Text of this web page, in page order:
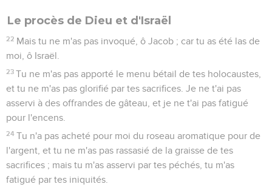
Le procès de Dieu et d'Israël
22 Mais tu ne m'as pas invoqué, ô Jacob ; car tu as été las de
moi, ô Israël.
23 Tu ne m'as pas apporté le menu bétail de tes holocaustes,
et tu ne m'as pas glorifié par tes sacrifices. Je ne t'ai pas
asservi à des offrandes de gâteau, et je ne t'ai pas fatigué
pour l'encens.
24 Tu n'a pas acheté pour moi du roseau aromatique pour de
l'argent, et tu ne m'as pas rassasié de la graisse de tes
sacrifices ; mais tu m'as asservi par tes péchés, tu m'as
fatigué par tes iniquités.